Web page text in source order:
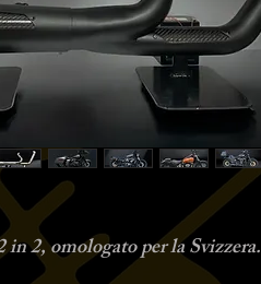
2, omologato per la Svizzera.